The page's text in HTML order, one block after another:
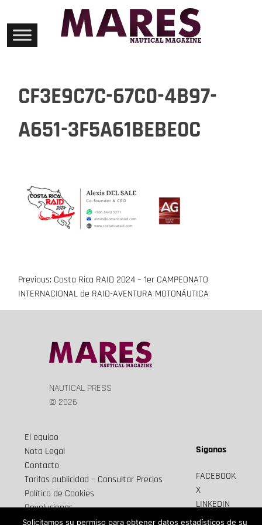
content
CF3E9C7C-67C0-4B97-
A651-3F5A61BEBE0C
Navegación
Previous: Costa Rica RAID 2024 – 1er CAMPEONATO
INTERNACIONAL de RAID-AVENTURA MOTONÁUTICA
NAUTICAL PRESS
© 2026
El equipo
Nota Legal
Contacto
Tarifas publicidad – Consultar Precios
Política de Cookies
Devoluciones
Envios y cancelaciones
Siganos
FACEBOOK
X
LINKEDIN
Newsletter
Solicitamos su permiso para obtener datos estadísticos de su